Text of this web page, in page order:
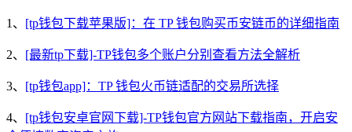
1、 [tp钱包下载苹果版]：在 TP 钱包购买币安链币的详细指南
2、 [最新tp下载]-TP钱包多个账户分别查看方法全解析
3、 [tp钱包app]：TP 钱包火币链适配的交易所选择
4、
[tp钱包安卓官网下载]-TP钱包官方网站下载指南，开启安